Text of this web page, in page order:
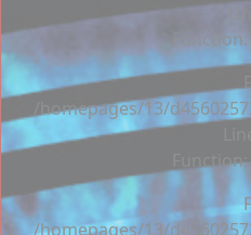
/homepages/13/
/homepages/13/